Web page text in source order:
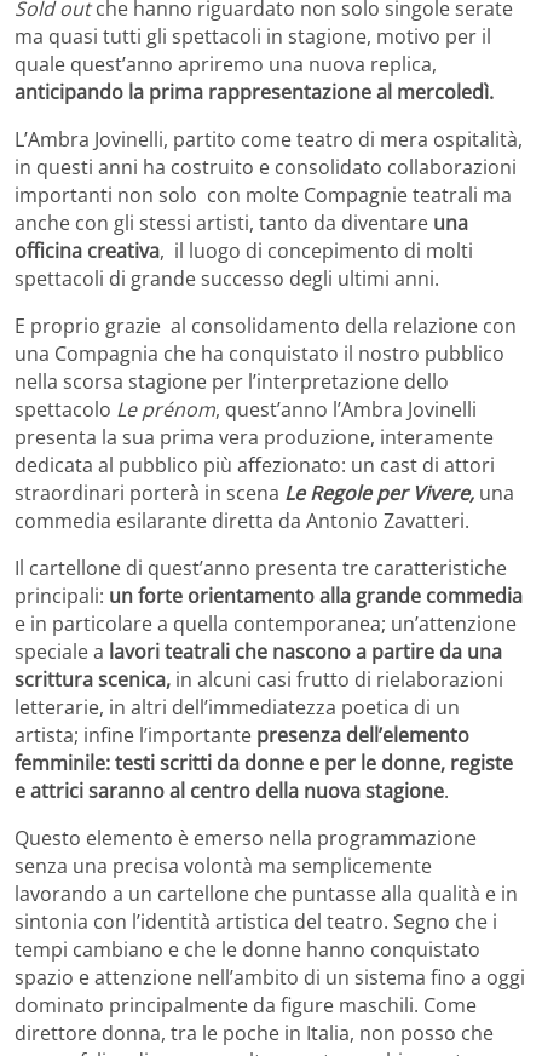
Sold outche hanno riguardato non solo singole serate
ma quasi tutti gli spettacoli in stagione, motivo per il
quale quest’anno apriremo una nuova replica,
anticipando la prima rappresentazione al mercoledì.
L’Ambra Jovinelli, partito come teatro di mera ospitalità,
in questi anni ha costruito e consolidato collaborazioni
importanti non solo con molte Compagnie teatrali ma
anche con gli stessi artisti, tanto da diventare una
officina creativa, il luogo di concepimento di molti
spettacoli di grande successo degli ultimi anni.
E proprio grazie al consolidamento della relazione con
una Compagnia che ha conquistato il nostro pubblico
nella scorsa stagione per l’interpretazione dello
spettacolo Le prénom, quest’anno l’Ambra Jovinelli
presenta la sua prima vera produzione, interamente
dedicata al pubblico più affezionato: un cast di attori
straordinari porterà in scena Le Regole per Vivere, una
commedia esilarante diretta da Antonio Zavatteri.
Il cartellone di quest’anno presenta tre caratteristiche
principali: un forte orientamento alla grande commedia
e in particolare a quella contemporanea; un’attenzione
speciale a lavori teatrali che nascono a partire da una
scrittura scenica, in alcuni casi frutto di rielaborazioni
letterarie, in altri dell’immediatezza poetica di un
artista; infine l’importante presenza dell’elemento
femminile: testi scritti da donne e per le donne, registe
e attrici saranno al centro della nuova stagione.
Questo elemento è emerso nella programmazione
senza una precisa volontà ma semplicemente
lavorando a un cartellone che puntasse alla qualità e in
sintonia con l’identità artistica del teatro. Segno che i
tempi cambiano e che le donne hanno conquistato
spazio e attenzione nell’ambito di un sistema fino a oggi
dominato principalmente da figure maschili. Come
direttore donna, tra le poche in Italia, non posso che